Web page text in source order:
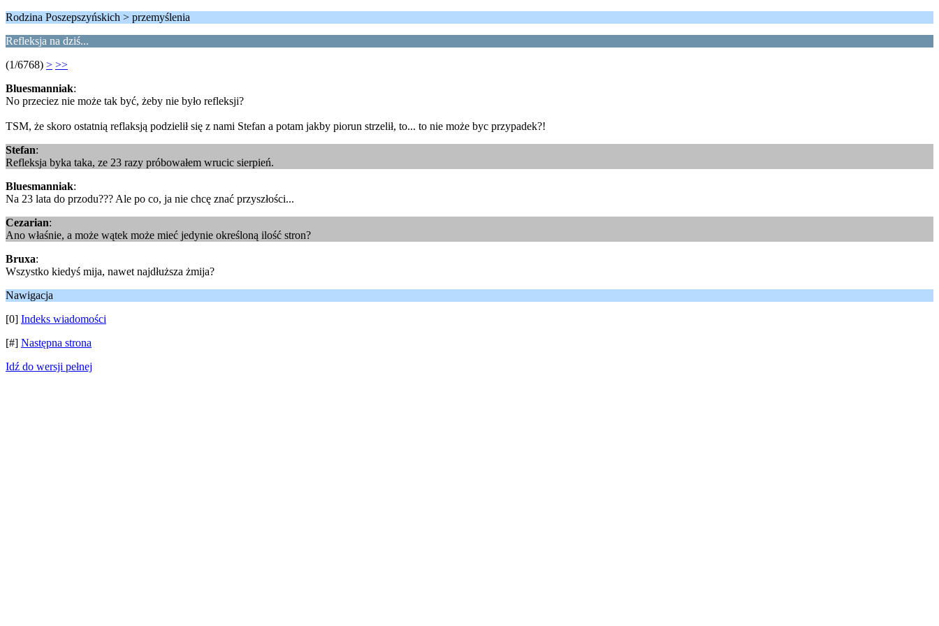
Rodzina Poszepszyńskich > przemyślenia
Refleksja na dziś...
(1/6768) > >>
Bluesmanniak:
No przeciez nie może tak być, żeby nie było refleksji?
TSM, że skoro ostatnią reflaksją podzielił się z nami Stefan a potam jakby piorun strzelił, to... to nie może byc przypadek?!
Stefan:
Refleksja byka taka, ze 23 razy próbowałem wrucic sierpień.
Bluesmanniak:
Na 23 lata do przodu??? Ale po co, ja nie chcę znać przyszłości...
Cezarian:
Ano właśnie, a może wątek może mieć jedynie określoną ilość stron?
Bruxa:
Wszystko kiedyś mija, nawet najdłuższa żmija?
Nawigacja
[0] Indeks wiadomości
[#] Następna strona
Idź do wersji pełnej